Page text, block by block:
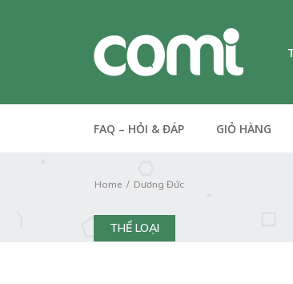
FAQ – HỎI & ĐÁP GIỎ HÀNG
Home Dương Đức
THỂ LOẠI